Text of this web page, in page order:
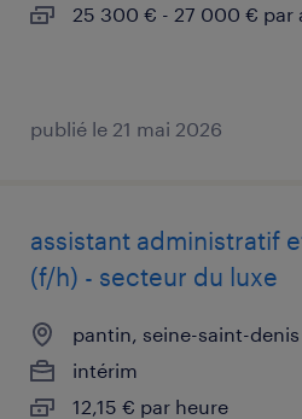
25 300 € - 27 000 € par
publié le 21 mai 2026
assistant administratif
(f/h) - secteur du luxe
pantin, seine-saint-denis
intérim
12,15 € par heure